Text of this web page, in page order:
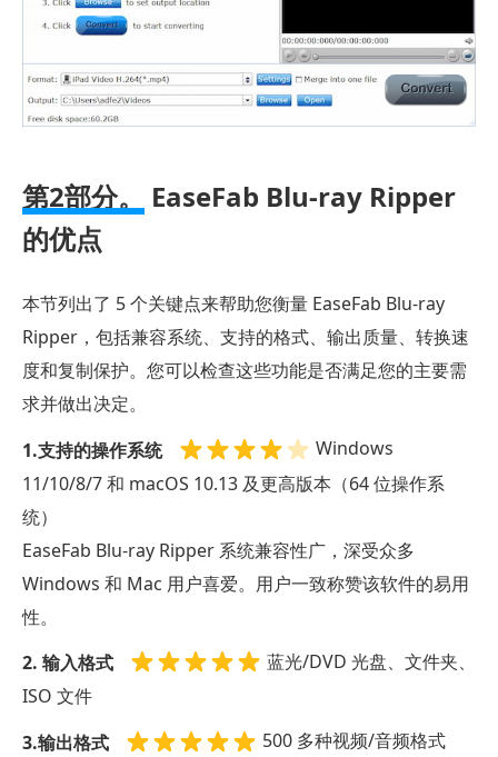
第2部分。
EaseFab Blu-ray Ripper
的优点
本节列出了 5 个关键点来帮助您衡量 EaseFab Blu-ray
Ripper，包括兼容系统、支持的格式、输出质量、转换速
度和复制保护。您可以检查这些功能是否满足您的主要需
求并做出决定。
1.支持的操作系统
Windows
11/10/8/7 和 macOS 10.13 及更高版本（64 位操作系
统）
EaseFab Blu-ray Ripper 系统兼容性广，深受众多
Windows 和 Mac 用户喜爱。用户一致称赞该软件的易用
性。
2. 输入格式
蓝光/DVD 光盘、文件夹、
ISO 文件
3.输出格式
500 多种视频/音频格式